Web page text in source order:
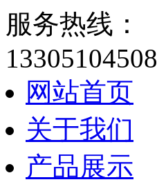
服务热线：
13305104508
网站首页
关于我们
产品展示